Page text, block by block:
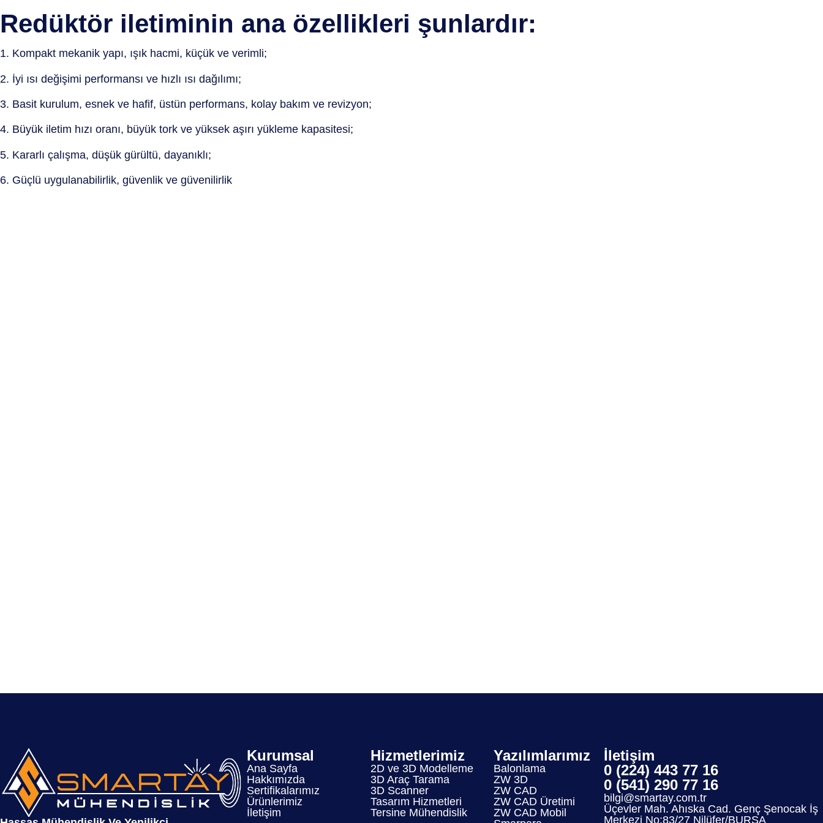
Redüktör iletiminin ana özellikleri şunlardır:
1. Kompakt mekanik yapı, ışık hacmi, küçük ve verimli;
2. İyi ısı değişimi performansı ve hızlı ısı dağılımı;
3. Basit kurulum, esnek ve hafif, üstün performans, kolay bakım ve revizyon;
4. Büyük iletim hızı oranı, büyük tork ve yüksek aşırı yükleme kapasitesi;
5. Kararlı çalışma, düşük gürültü, dayanıklı;
6. Güçlü uygulanabilirlik, güvenlik ve güvenilirlik
Kurumsal
Ana Sayfa
Hakkımızda
Sertifikalarımız
Ürünlerimiz
İletişim
Hizmetlerimiz
2D ve 3D Modelleme
3D Araç Tarama
3D Scanner
Tasarım Hizmetleri
Tersine Mühendislik
Yazılımlarımız
Balonlama
ZW 3D
ZW CAD
ZW CAD Üretimi
ZW CAD Mobil
İletişim
0 (224) 443 77 16
0 (541) 290 77 16
bilgi@smartay.com.tr
Üçevler Mah. Ahıska Cad. Genç Şenocak İş
Merkezi No:83/27 Nilüfer/BURSA